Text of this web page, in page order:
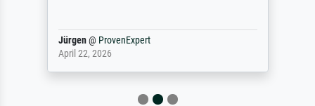
Jürgen@ ProvenExpert
April 22, 2026